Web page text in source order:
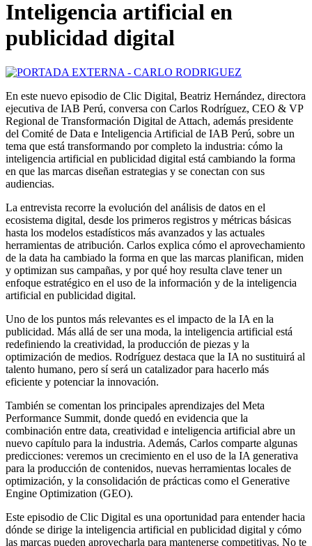
Inteligencia artificial en
publicidad digital
En este nuevo episodio de Clic Digital, Beatriz Hernández, directora
ejecutiva de IAB Perú, conversa con Carlos Rodríguez, CEO & VP
Regional de Transformación Digital de Attach, además presidente
del Comité de Data e Inteligencia Artificial de IAB Perú, sobre un
tema que está transformando por completo la industria: cómo la
inteligencia artificial en publicidad digital está cambiando la forma
en que las marcas diseñan estrategias y se conectan con sus
audiencias.
La entrevista recorre la evolución del análisis de datos en el
ecosistema digital, desde los primeros registros y métricas básicas
hasta los modelos estadísticos más avanzados y las actuales
herramientas de atribución. Carlos explica cómo el aprovechamiento
de la data ha cambiado la forma en que las marcas planifican, miden
y optimizan sus campañas, y por qué hoy resulta clave tener un
enfoque estratégico en el uso de la información y de la inteligencia
artificial en publicidad digital.
Uno de los puntos más relevantes es el impacto de la IA en la
publicidad. Más allá de ser una moda, la inteligencia artificial está
redefiniendo la creatividad, la producción de piezas y la
optimización de medios. Rodríguez destaca que la IA no sustituirá al
talento humano, pero sí será un catalizador para hacerlo más
eficiente y potenciar la innovación.
También se comentan los principales aprendizajes del Meta
Performance Summit, donde quedó en evidencia que la
combinación entre data, creatividad e inteligencia artificial abre un
nuevo capítulo para la industria. Además, Carlos comparte algunas
predicciones: veremos un crecimiento en el uso de la IA generativa
para la producción de contenidos, nuevas herramientas locales de
optimización, y la consolidación de prácticas como el Generative
Engine Optimization (GEO).
Este episodio de Clic Digital es una oportunidad para entender hacia
dónde se dirige la inteligencia artificial en publicidad digital y cómo
las marcas pueden aprovecharla para mantenerse competitivas. No te